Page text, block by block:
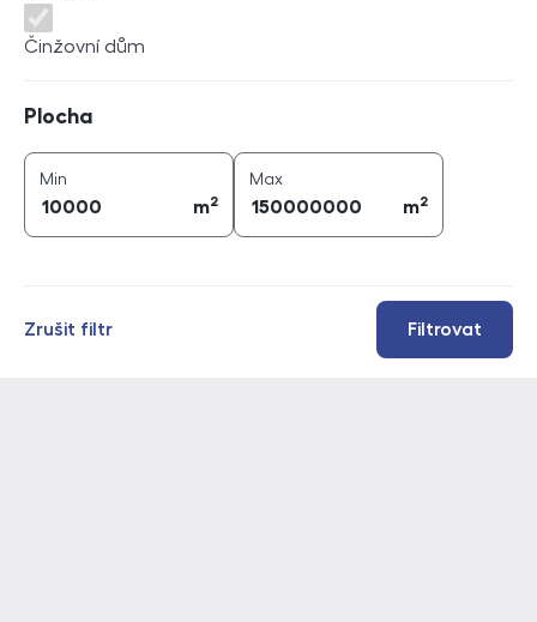
Činžovní dům
Plocha
Min
m2
Maxplocha (
m2
Filtrovat
Zrušit filtr